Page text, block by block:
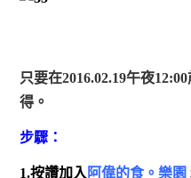
只要在2016.02.19午夜
得。
步驟：
1.按讚加入阿偉的食。樂園